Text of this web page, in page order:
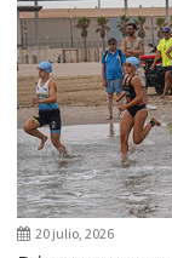
20 julio, 2026